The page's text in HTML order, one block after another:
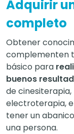
Adquirir
completo
Obtener
complementen
básico para
buenos
de
electroterapia,
tener un
una persona.